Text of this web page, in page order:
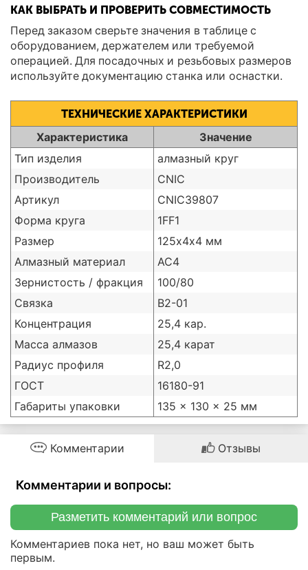
КАК ВЫБРАТЬ И ПРОВЕРИТЬ СОВМЕСТИМОСТЬ
Перед заказом сверьте значения в таблице с
оборудованием, держателем или требуемой
операцией. Для посадочных и резьбовых размеров
используйте документацию станка или оснастки.
ТЕХНИЧЕСКИЕ ХАРАКТЕРИСТИКИ
Характеристика
Значение
Тип изделия
алмазный круг
Производитель
CNIC
Артикул
CNIC39807
Форма круга
1FF1
Размер
125х4х4 мм
Алмазный материал
АС4
Зернистость / фракция
100/80
Связка
В2-01
Концентрация
25,4 кар.
Масса алмазов
25,4 карат
Радиус профиля
R2,0
ГОСТ
16180-91
Габариты упаковки
135 × 130 × 25 мм
Комментарии Отзывы
Комментарии и вопросы:
Разметить комментарий или вопрос
Комментариев пока нет, но ваш может быть
первым.